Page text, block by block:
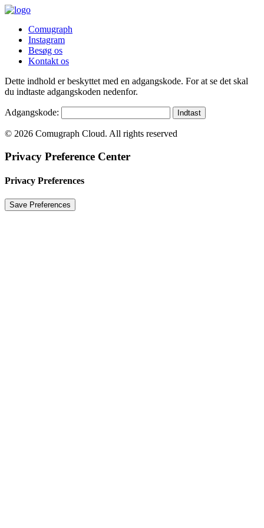
Comugraph
Instagram
Besøg os
Kontakt os
Dette indhold er beskyttet med en adgangskode. For at se det skal
du indtaste adgangskoden nedenfor.
Adgangskode:
© 2026 Comugraph Cloud. All rights reserved
Privacy Preference Center
Privacy Preferences